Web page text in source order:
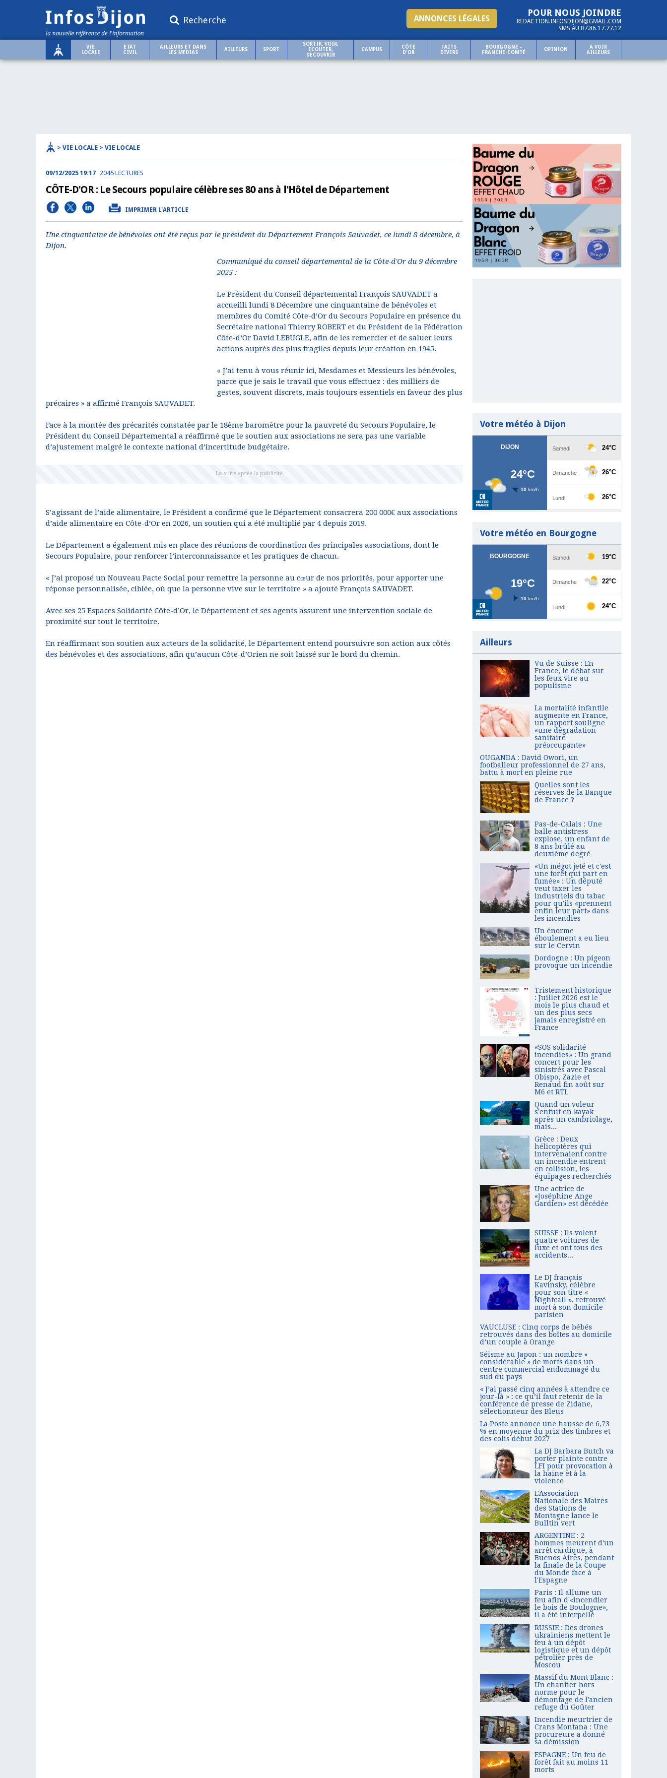
Recherche
POUR NOUS JOINDRE
REDACTION.INFOSDIJON@GMAIL.COM
SMS AU 07.86.17.77.12
ANNONCES LÉGALES
VIE
LOCALE
ETAT
CIVIL
AILLEURS ET DANS
LES MEDIAS
AILLEURS SPORT
SORTIR, VOIR,
ECOUTER,
DECOUVRIR
CAMPUS
CÔTE
D'OR
FAITS
DIVERS
BOURGOGNE -
FRANCHE-COMTÉ
OPINION
A VOIR
AILLEURS
> VIE LOCALE > VIE LOCALE
09/12/2025 19:17 2045 LECTURES
CÔTE-D'OR : Le Secours populaire célèbre ses 80 ans à l'Hôtel de Département
IMPRIMER L'ARTICLE
Une cinquantaine de bénévoles ont été reçus par le président du Département François Sauvadet, ce lundi 8 décembre, à
Dijon.
Communiqué du conseil départemental de la Côte-d'Or du 9 décembre
2025 :
Le Président du Conseil départemental François SAUVADET a
accueilli lundi 8 Décembre une cinquantaine de bénévoles et
membres du Comité Côte-d’Or du Secours Populaire en présence du
Secrétaire national Thierry ROBERT et du Président de la Fédération
Côte-d’Or David LEBUGLE, afin de les remercier et de saluer leurs
actions auprès des plus fragiles depuis leur création en 1945.
« J’ai tenu à vous réunir ici, Mesdames et Messieurs les bénévoles,
parce que je sais le travail que vous effectuez : des milliers de
gestes, souvent discrets, mais toujours essentiels en faveur des plus
précaires » a affirmé François SAUVADET.
Face à la montée des précarités constatée par le 18ème baromètre pour la pauvreté du Secours Populaire, le
Président du Conseil Départemental a réaffirmé que le soutien aux associations ne sera pas une variable
d’ajustement malgré le contexte national d’incertitude budgétaire.
S’agissant de l’aide alimentaire, le Président a confirmé que le Département consacrera 200 000€ aux associations
d’aide alimentaire en Côte-d’Or en 2026, un soutien qui a été multiplié par 4 depuis 2019.
Le Département a également mis en place des réunions de coordination des principales associations, dont le
Secours Populaire, pour renforcer l’interconnaissance et les pratiques de chacun.
« J’ai proposé un Nouveau Pacte Social pour remettre la personne au cœur de nos priorités, pour apporter une
réponse personnalisée, ciblée, où que la personne vive sur le territoire » a ajouté François SAUVADET.
Avec ses 25 Espaces Solidarité Côte-d’Or, le Département et ses agents assurent une intervention sociale de
proximité sur tout le territoire.
En réaffirmant son soutien aux acteurs de la solidarité, le Département entend poursuivre son action aux côtés
des bénévoles et des associations, afin qu’aucun Côte-d’Orien ne soit laissé sur le bord du chemin.
Votre météo à Dijon
Votre météo en Bourgogne
Ailleurs
Vu de Suisse : En
France, le débat sur
les feux vire au
populisme
La mortalité infantile
augmente en France,
un rapport souligne
«une dégradation
sanitaire
préoccupante»
OUGANDA : David Owori, un
footballeur professionnel de 27 ans,
battu à mort en pleine rue
Quelles sont les
réserves de la Banque
de France ?
Pas-de-Calais : Une
balle antistress
explose, un enfant de
8 ans brûlé au
deuxième degré
«Un mégot jeté et c'est
une forêt qui part en
fumée» : Un député
veut taxer les
industriels du tabac
pour qu'ils «prennent
enfin leur part» dans
les incendies
Un énorme
éboulement a eu lieu
sur le Cervin
Dordogne : Un pigeon
provoque un incendie
Tristement historique
: Juillet 2026 est le
mois le plus chaud et
un des plus secs
jamais enregistré en
France
«SOS solidarité
incendies» : Un grand
concert pour les
sinistrés avec Pascal
Obispo, Zazie et
Renaud fin août sur
M6 et RTL
Quand un voleur
s'enfuit en kayak
après un cambriolage,
mais...
Grèce : Deux
hélicoptères qui
intervenaient contre
un incendie entrent
en collision, les
équipages recherchés
Une actrice de
«Joséphine Ange
Gardien» est décédée
SUISSE : Ils volent
quatre voitures de
luxe et ont tous des
accidents...
Le DJ français
Kavinsky, célèbre
pour son titre «
Nightcall », retrouvé
mort à son domicile
parisien
VAUCLUSE : Cinq corps de bébés
retrouvés dans des boîtes au domicile
d’un couple à Orange
Séisme au Japon : un nombre «
considérable » de morts dans un
centre commercial endommagé du
sud du pays
« J’ai passé cinq années à attendre ce
jour-là » : ce qu’il faut retenir de la
conférence de presse de Zidane,
sélectionneur des Bleus
La Poste annonce une hausse de 6,73
% en moyenne du prix des timbres et
des colis début 2027
La DJ Barbara Butch va
porter plainte contre
LFI pour provocation à
la haine et à la
violence
L'Association
Nationale des Maires
des Stations de
Montagne lance le
Bulltin vert
ARGENTINE : 2
hommes meurent d'un
arrêt cardique, à
Buenos Aires, pendant
la finale de la Coupe
du Monde face à
l'Espagne
Paris : Il allume un
feu afin d'«incendier
le bois de Boulogne»,
il a été interpellé
RUSSIE : Des drones
ukrainiens mettent le
feu à un dépôt
logistique et un dépôt
pétrolier près de
Moscou
Massif du Mont Blanc :
Un chantier hors
norme pour le
démontage de l'ancien
refuge du Goûter
Incendie meurtrier de
Crans Montana : Une
procureure a donné
sa démission
ESPAGNE : Un feu de
forêt fait au moins 11
morts